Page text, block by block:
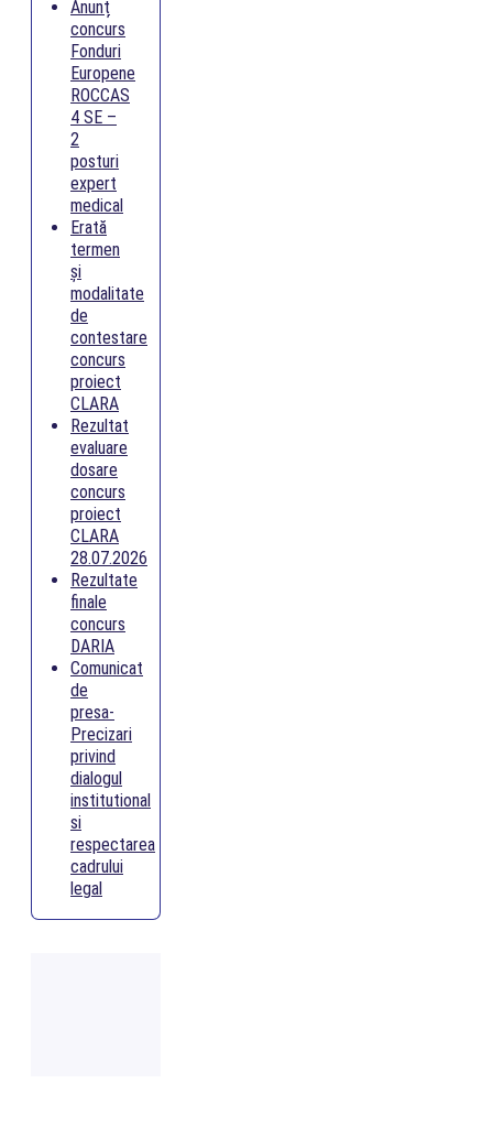
Anunț
concurs
Fonduri
Europene
ROCCAS
4 SE –
2
posturi
expert
medical
Erată
termen
și
modalitate
de
contestare
concurs
proiect
CLARA
Rezultat
evaluare
dosare
concurs
proiect
CLARA
28.07.2026
Rezultate
finale
concurs
DARIA
Comunicat
de
presa-
Precizari
privind
dialogul
institutional
si
respectarea
cadrului
legal